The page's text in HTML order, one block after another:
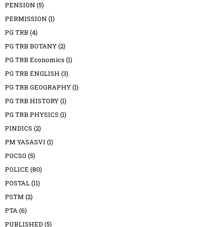
PENSION (5)
PERMISSION (1)
PG TRB (4)
PG TRB BOTANY(2)
PG TRB Economics (1)
PG TRB ENGLISH (3)
PG TRB GEOGRAPHY(1)
PG TRB HISTORY(1)
PG TRB PHYSICS (1)
PINDICS (2)
PM YASASVI (1)
POCSO (5)
POLICE (80)
POSTAL(11)
PSTM (2)
PTA(6)
PUBLISHED (5)